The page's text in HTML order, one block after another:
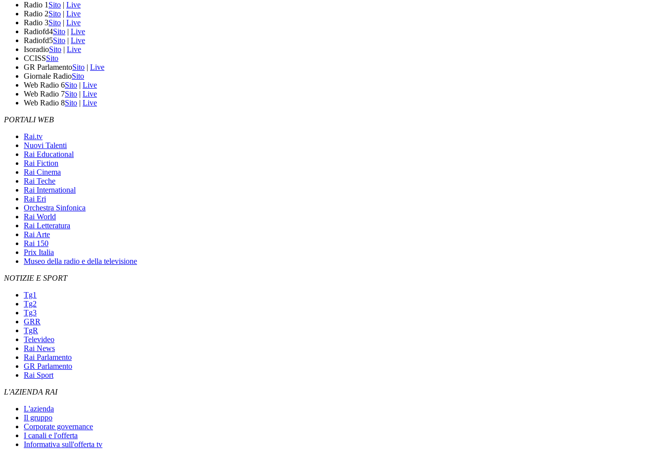
Radio 1 Sito | Live
Radio 2Sito | Live
Radio 3Sito | Live
Radiofd4Sito | Live
Radiofd5Sito | Live
IsoradioSito | Live
CCISSSito
GR ParlamentoSito | Live
Giornale RadioSito
Web Radio 6Sito | Live
Web Radio 7Sito | Live
Web Radio 8Sito | Live
PORTALI WEB
Rai.tv
Nuovi Talenti
Rai Educational
Rai Fiction
Rai Cinema
Rai Teche
Rai International
Rai Eri
Orchestra Sinfonica
Rai World
Rai Letteratura
Rai Arte
Rai 150
Prix Italia
Museo della radio e della televisione
NOTIZIE E SPORT
Tg1
Tg2
Tg3
GRR
TgR
Televideo
Rai News
Rai Parlamento
GR Parlamento
Rai Sport
L'AZIENDA RAI
L'azienda
Il gruppo
Corporate governance
I canali e l'offerta
Informativa sull'offerta tv